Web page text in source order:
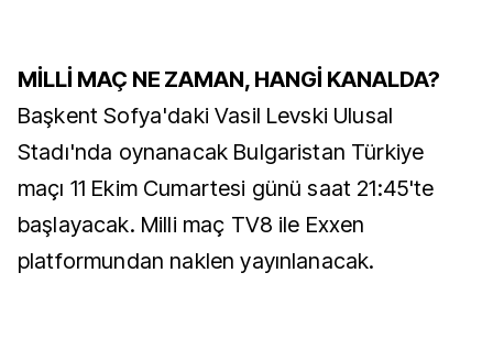
MİLLİ MAÇ NE ZAMAN, HANGİ KANALDA?
Başkent Sofya'daki Vasil Levski Ulusal
Stadı'nda oynanacak Bulgaristan Türkiye
maçı 11 Ekim Cumartesi günü saat 21:45'te
başlayacak. Milli maç TV8 ile Exxen
platformundan naklen yayınlanacak.